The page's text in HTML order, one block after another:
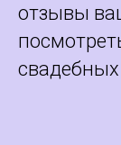
отзывы
свадебных